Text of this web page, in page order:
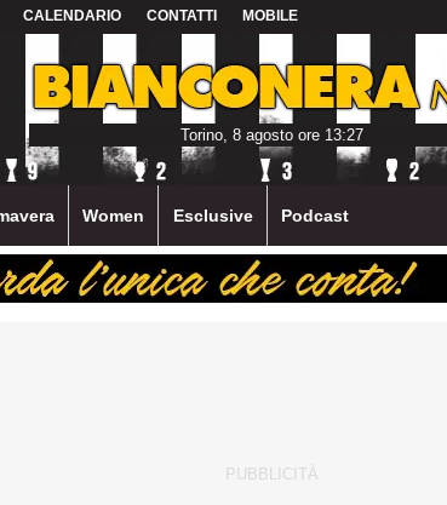
CALENDARIO CONTATTI MOBILE
Torino, 8 agosto ore 13:27
Women Esclusive Podcast